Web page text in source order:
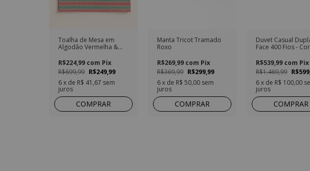
Toalha de Mesa em
Algodão Vermelha &
R$699,99 R$249,99
R$224,99 com Pix
6x de R$ 41,67 sem
juros
COMPRAR
Manta Tricot Tramado
Roxo
R$369,99 R$299,99
R$269,99 com Pix
6x de R$ 50,00 sem
juros
COMPRAR
Duvet Casual
Face 400 Fios -
R$1.469,99
R$539,99 com Pix
6x de R$ 100,00
juros
COMPRAR